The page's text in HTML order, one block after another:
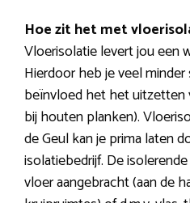
Hoe zit het met
Vloerisolatie levert jou een
Hierdoor heb je veel
beïnvloed het het uitzetten
bij houten planken).
de Geul kan je prima laten
isolatiebedrijf. De
vloer aangebracht (aan de